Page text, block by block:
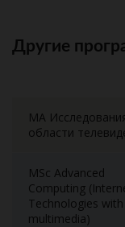
Другие
MA
области
MSc Advanced
Computing
Technologies with
multimedia)